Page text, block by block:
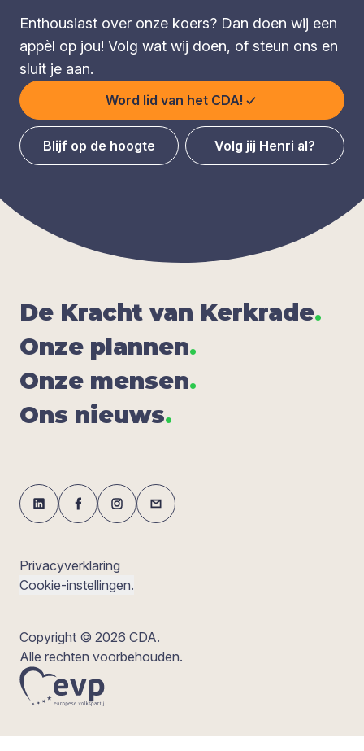
Enthousiast over onze koers? Dan doen wij een
appèl op jou! Volg wat wij doen, of steun ons en
sluit je aan.
Word lid van het CDA!
Blijf op de hoogte Volg jij Henri al?
De Kracht van Kerk­ra­de.
Onze plan­nen.
Onze men­sen.
Ons nieuws.
Privacyverklaring
Cookie-instellingen.
Copyright © 2026 CDA.
Alle rechten voorbehouden.